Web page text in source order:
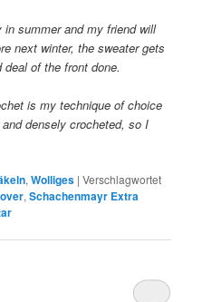
in summer and my friend will
next winter, the sweater gets
of the front done.
is my technique of choice
densely crocheted, so I
,Wolliges |Verschlagwortet
,Schachenmayr Extra